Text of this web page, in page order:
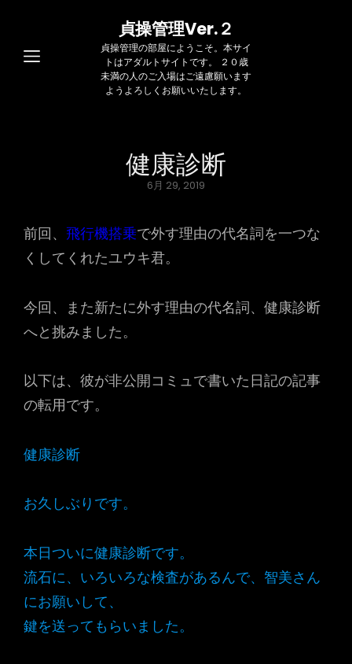
貞操管理Ver.２
貞操管理の部屋にようこそ。本サイ
トはアダルトサイトです。 ２０歳
未満の人のご入場はご遠慮願います
ようよろしくお願いいたします。
健康診断
Posted
6月 29, 2019
前回、 飛行機搭乗で外す理由の代名詞を一つな
くしてくれたユウキ君。
今回、また新たに外す理由の代名詞、健康診断
へと挑みました。
以下は、彼が非公開コミュで書いた日記の記事
の転用です。
健康診断
お久しぶりです。
本日ついに健康診断です。
流石に、いろいろな検査があるんで、智美さん
にお願いして、
鍵を送ってもらいました。